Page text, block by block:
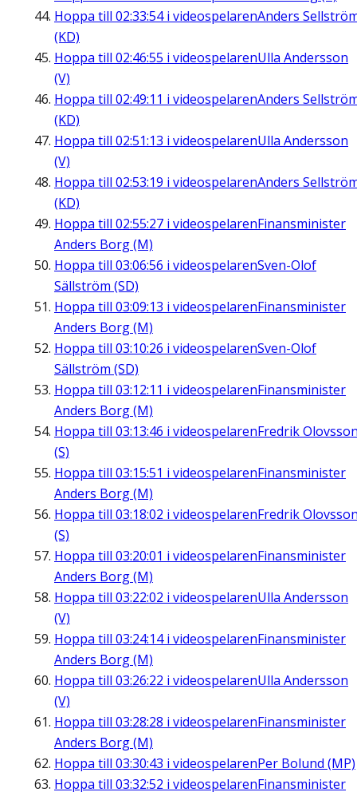
Hoppa till 02:33:54i videospelarenAnders
(KD)
Hoppa till 02:46:55 i videospelarenUlla Andersson
(V)
Hoppa till 02:49:11 i videospelarenAnders
(KD)
Hoppa till 02:51:13 i videospelarenUlla Andersson
(V)
Hoppa till 02:53:19 i videospelarenAnders
(KD)
Hoppa till 02:55:27 i videospelarenFinansminister
Anders Borg (M)
Hoppa till 03:06:56 i videospelarenSven-Olof
Sällström (SD)
Hoppa till 03:09:13 i videospelarenFinansminister
Anders Borg (M)
Hoppa till 03:10:26 i videospelarenSven-Olof
Sällström (SD)
Hoppa till 03:12:11 i videospelarenFinansminister
Anders Borg (M)
Hoppa till 03:13:46 i videospelarenFredrik
(S)
Hoppa till 03:15:51 i videospelarenFinansminister
Anders Borg (M)
Hoppa till 03:18:02 i videospelarenFredrik
(S)
Hoppa till 03:20:01 i videospelarenFinansminister
Anders Borg (M)
Hoppa till 03:22:02 i videospelarenUlla Andersson
(V)
Hoppa till 03:24:14i videospelarenFinansminister
Anders Borg (M)
Hoppa till 03:26:22 i videospelarenUlla Andersson
(V)
Hoppa till 03:28:28 i videospelarenFinansminister
Anders Borg (M)
Hoppa till 03:30:43 i videospelarenPer Bolund (MP)
Hoppa till 03:32:52 i videospelarenFinansminister